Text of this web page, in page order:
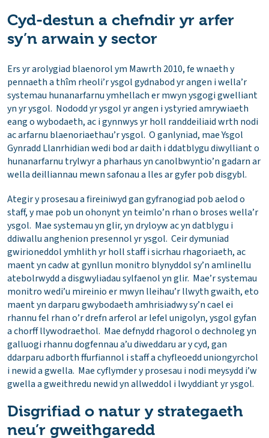
Cyd-destun a chefndir yr arfer
sy’n arwain y sector
Ers yr arolygiad blaenorol ym Mawrth 2010, fe wnaeth y
pennaeth a thîm rheoli’r ysgol gydnabod yr angen i wella’r
systemau hunanarfarnu ymhellach er mwyn ysgogi gwelliant
yn yr ysgol. Nododd yr ysgol yr angen i ystyried amrywiaeth
eang o wybodaeth, ac i gynnwys yr holl randdeiliaid wrth nodi
ac arfarnu blaenoriaethau’r ysgol. O ganlyniad, mae Ysgol
Gynradd Llanrhidian wedi bod ar daith i ddatblygu diwylliant o
hunanarfarnu trylwyr a pharhaus yn canolbwyntio’n gadarn ar
wella deilliannau mewn safonau a lles ar gyfer pob disgybl.
Ategir y prosesau a fireiniwyd gan gyfranogiad pob aelod o
staff, y mae pob un ohonynt yn teimlo’n rhan o broses wella’r
ysgol. Mae systemau yn glir, yn dryloyw ac yn datblygu i
ddiwallu anghenion presennol yr ysgol. Ceir dymuniad
gwirioneddol ymhlith yr holl staff i sicrhau rhagoriaeth, ac
maent yn cadw at gynllun monitro blynyddol sy’n amlinellu
atebolrwydd a disgwyliadau sylfaenol yn glir. Mae’r systemau
monitro wedi’u mireinio er mwyn lleihau’r llwyth gwaith, eto
maent yn darparu gwybodaeth amhrisiadwy sy’n cael ei
rhannu fel rhan o’r drefn arferol ar lefel unigolyn, ysgol gyfan
a chorff llywodraethol. Mae defnydd rhagorol o dechnoleg yn
galluogi rhannu dogfennau a’u diweddaru ar y cyd, gan
ddarparu adborth ffurfiannol i staff a chyfleoedd uniongyrchol
i newid a gwella. Mae cyflymder y prosesau i nodi meysydd i’w
gwella a gweithredu newid yn allweddol i lwyddiant yr ysgol.
Disgrifiad o natur y strategaeth
neu’r gweithgaredd